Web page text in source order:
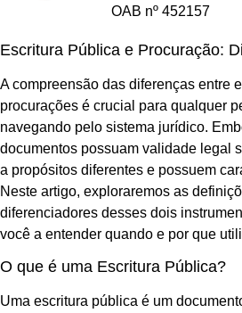
OAB nº 452157
Escritura Pública e Procuração:
A compreensão das diferenças entre
procurações é crucial para qualquer
navegando pelo sistema jurídico.
documentos possuam validade legal
a propósitos diferentes e possuem
Neste artigo, exploraremos as
diferenciadores desses dois
você a entender quando e por que
O que é uma Escritura Pública?
Uma escritura pública é um